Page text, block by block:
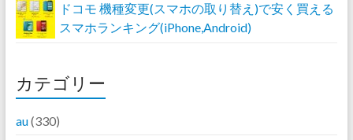
ドコモ 機種変更(スマホの取り替え)で安く買える
スマホランキング(iPhone,Android)
カテゴリー
au(330)